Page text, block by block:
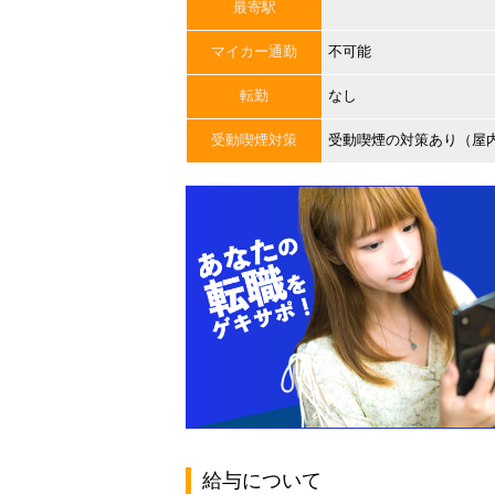
最寄駅
マイカー通勤 不可能
転勤 なし
受動喫煙対策 受動喫煙の対策あり（屋
給与について